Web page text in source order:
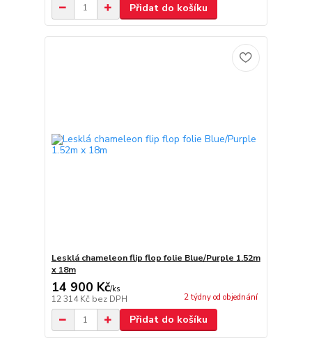
Přidat do košíku
Lesklá chameleon flip flop folie Blue/Purple 1.52m
x 18m
14 900 Kč/ks
12 314 Kč bez DPH 2 týdny od objednání
Přidat do košíku